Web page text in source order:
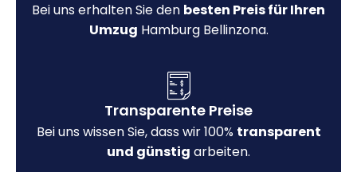
Bei uns erhalten Sie den besten Preis für Ihren
Umzug Hamburg Bellinzona.
Transparente Preise
Bei uns wissen Sie, dass wir 100% transparent
und günstig arbeiten.